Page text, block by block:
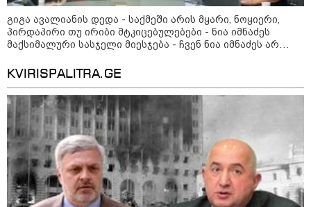
"საქართველოსთვის თქვენზე ნაკლები
მებრძოლის დედა ვატირე!" - რას ამბობს
გიორგი ბარამიძე პროკურატურის
განცხადების შემდეგ
19:05 / 07-08-2026
გიგა ავალიანის დედა - საქმეში არის მყარი, ნოყიერი,
პირდაპირი თუ ირიბი მტკიცებულებები - ნია იმნაძეს
მაქსიმალური სასჯელი მიესჯება - ჩვენ ნია იმნაძეს არ
დაკვეთაა, ჩვენ ვამბობთ, წაქეზებას, მანიპულირებას
KVIRISPALITRA.GE